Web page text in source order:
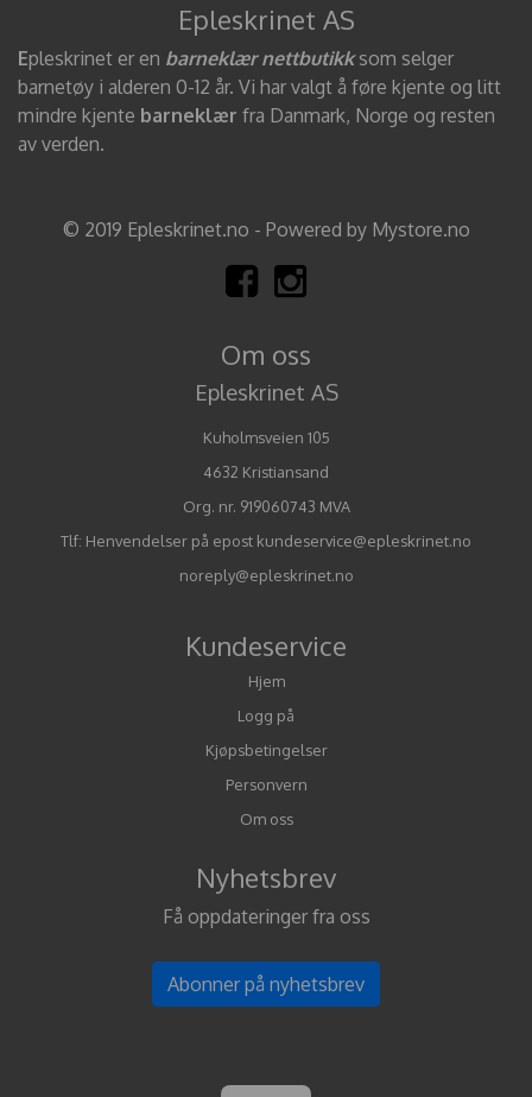
Epleskrinet AS
Epleskrinet er en barneklær nettbutikksom selger
barnetøy i alderen 0-12 år. Vi har valgt å føre kjente og litt
mindre kjente barneklær fra Danmark, Norge og resten
av verden.
© 2019 Epleskrinet.no - Powered by Mystore.no
Om oss
Epleskrinet AS
Kuholmsveien 105
4632 Kristiansand
Org. nr. 919060743 MVA
Tlf: Henvendelser på epost kundeservice@epleskrinet.no
noreply@epleskrinet.no
Kundeservice
Hjem
Logg på
Kjøpsbetingelser
Personvern
Om oss
Nyhetsbrev
Få oppdateringer fra oss
Abonner på nyhetsbrev